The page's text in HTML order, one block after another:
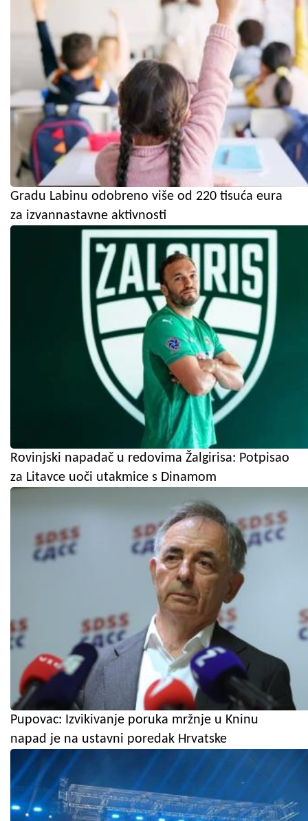
Gradu Labinu odobreno više od 220 tisuća eura
za izvannastavne aktivnosti
Rovinjski napadač u redovima Žalgirisa: Potpisao
za Litavce uoči utakmice s Dinamom
Pupovac: Izvikivanje poruka mržnje u Kninu
napad je na ustavni poredak Hrvatske